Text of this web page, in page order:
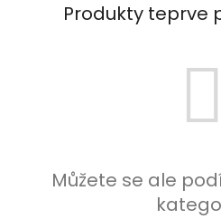
Produkty teprve
Můžete se ale